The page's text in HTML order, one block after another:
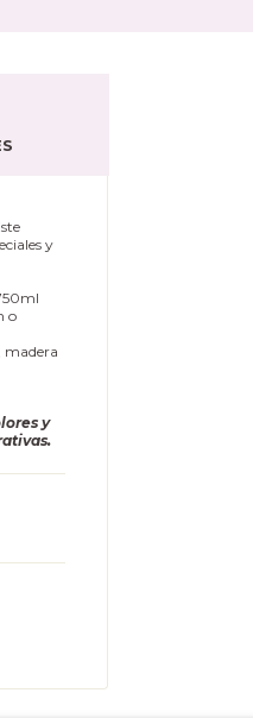
y
o
madera
y